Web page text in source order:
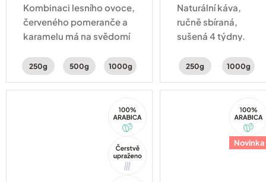
Kombinaci lesního ovoce,
červeného pomeranče a
karamelu má na svědomí
Odborník, od kterého se
250g 500g 1000g
Naturální káva,
ručně sbíraná,
sušená 4 týdny.
citrusů, čokolády
250g 1000g
Tip
Arabica
Arabica
Novinka